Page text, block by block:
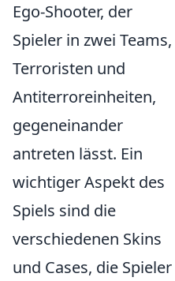
Ego-Shooter, der
Spieler in zwei Teams,
Terroristen und
Antiterroreinheiten,
gegeneinander
antreten lässt. Ein
wichtiger Aspekt des
Spiels sind die
verschiedenen Skins
und Cases, die Spieler